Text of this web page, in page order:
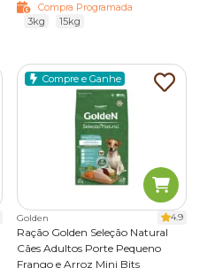
Compra Programada
3kg
15kg
Compre e Ganhe
Golden 4.9
Ração Golden Seleção Natural
Cães Adultos Porte Pequeno
Frango e Arroz Mini Bits